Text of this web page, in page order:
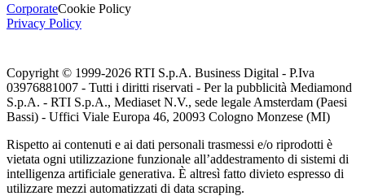
CorporateCookie Policy
Privacy Policy
Copyright © 1999-2026 RTI S.p.A. Business Digital - P.Iva
03976881007 - Tutti i diritti riservati - Per la pubblicità Mediamond
S.p.A. - RTI S.p.A., Mediaset N.V., sede legale Amsterdam (Paesi
Bassi) - Uffici Viale Europa 46, 20093 Cologno Monzese (MI)
Rispetto ai contenuti e ai dati personali trasmessi e/o riprodotti è
vietata ogni utilizzazione funzionale all’addestramento di sistemi di
intelligenza artificiale generativa. È altresì fatto divieto espresso di
utilizzare mezzi automatizzati di data scraping.